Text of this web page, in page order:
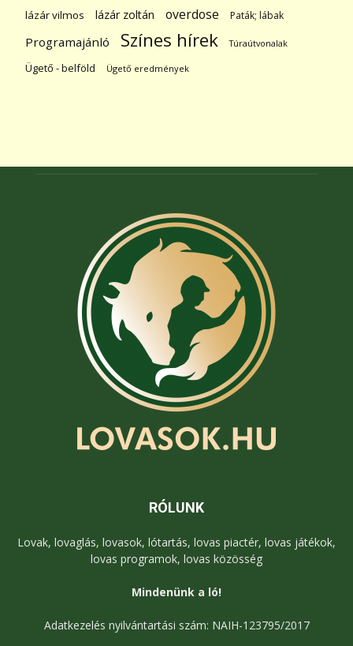
lázár vilmos lázár zoltán overdose Paták; lábak
Programajánló Színes hírek Túraútvonalak
Ügető - belföld Ügető eredmények
RÓLUNK
Lovak, lovaglás, lovasok, lótartás, lovas piactér, lovas játékok,
lovas programok, lovas közösség
Mindenünk a ló!
Adatkezelés nyilvántartási szám: NAIH-123795/2017